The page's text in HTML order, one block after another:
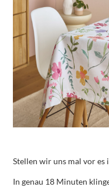
Stellen wir uns mal vor es
In genau 18 Minuten